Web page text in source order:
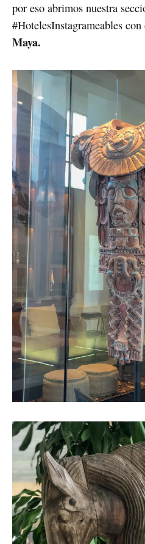
por eso abrimos nuestra
#HotelesInstagrameables con
Maya.